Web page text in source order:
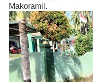
Makoramil.